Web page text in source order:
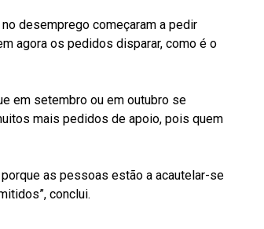
desemprego começaram a pedir
agora os pedidos disparar, como é o
em setembro ou em outubro se
mais pedidos de apoio, pois quem
as pessoas estão a acautelar-se
conclui.